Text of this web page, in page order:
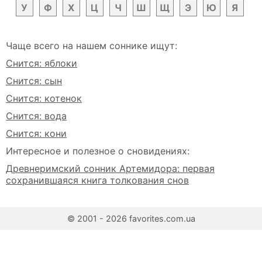
У Ф Х Ц Ч Ш Щ Э Ю Я
Чаще всего на нашем соннике ищут:
Снится: яблоки
Снится: сын
Снится: котенок
Снится: вода
Снится: кони
Интересное и полезное о сновидениях:
Древнеримский сонник Артемидора: первая
сохранившаяся книга толкования снов
© 2001 - 2026 favorites.com.ua